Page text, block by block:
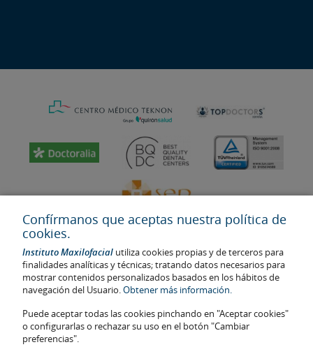
Última actualización: 2023
No. de autorización de centro sanitario: E08646940
La información presente en la web no reemplaza sino complementa
Confírmanos que aceptas nuestra política de
cookies.
Instituto Maxilofacial utiliza cookies propias y de terceros para
finalidades analíticas y técnicas; tratando datos necesarios para
mostrar contenidos personalizados basados en los hábitos de
navegación del Usuario.Obtener más información.
Puede aceptar todas las cookies pinchando en "Aceptar cookies"
o configurarlas o rechazar su uso en el botón "Cambiar
preferencias".